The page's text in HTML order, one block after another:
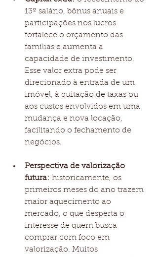
13º salário, bônus anuais e
participações nos lucros
fortalece o orçamento das
famílias e aumenta a
capacidade de investimento.
Esse valor extra pode ser
direcionado à entrada de um
imóvel, à quitação de taxas ou
aos custos envolvidos em uma
mudança e nova locação,
facilitando o fechamento de
negócios.
Perspectiva de valorização
futura: historicamente, os
primeiros meses do ano trazem
maior aquecimento ao
mercado, o que desperta o
interesse de quem busca
comprar com foco em
valorização. Muitos